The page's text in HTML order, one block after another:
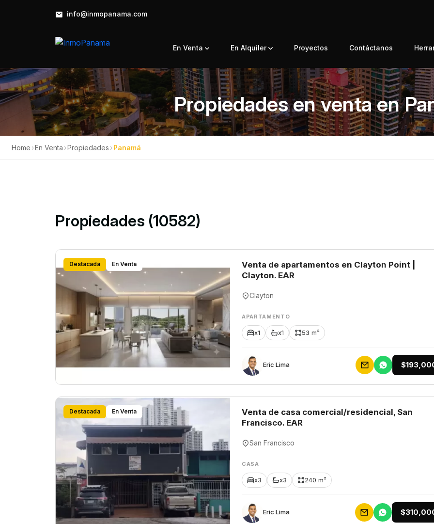
info@inmopanama.com
En Venta En Alquiler Proyectos Contáctanos
Propiedades en venta en
Home ›En Venta ›Propiedades ›Panamá
Propiedades (10582)
Destacada En Venta
Venta de apartamentos en Clayton Point |
Clayton. EAR
Clayton
APARTAMENTO
x1 x1 53 m²
Eric Lima
Destacada En Venta
Venta de casa comercial/residencial, San
Francisco. EAR
San Francisco
CASA
x3 x3 240 m²
Eric Lima